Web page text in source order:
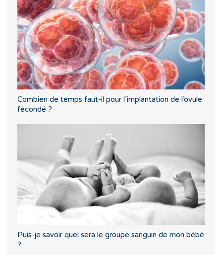
Combien de temps faut-il pour l’implantation de l’ovule
fécondé ?
Puis-je savoir quel sera le groupe sanguin de mon bébé
?